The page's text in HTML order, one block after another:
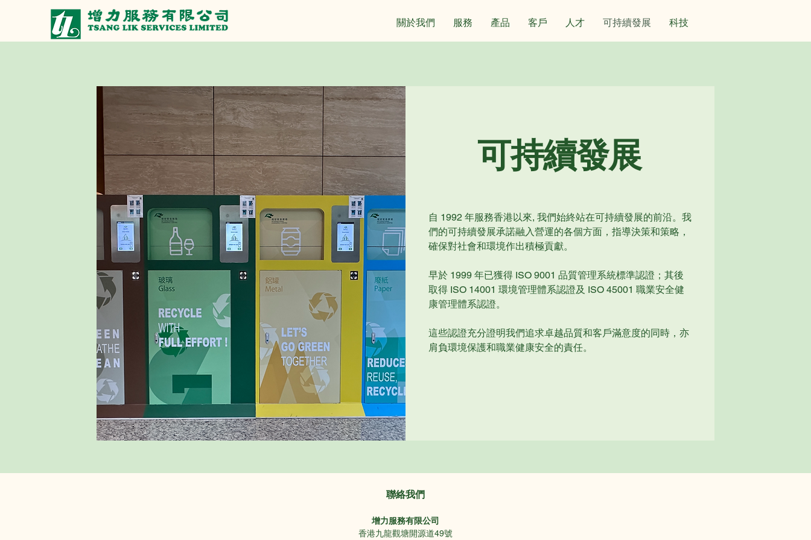
關於我們 服務 產品 客戶 人才 可持續發展 科技
可持續發展
自 1992 年服務香港以來, 我們始終站在可持續發展的前沿。我
們的可持續發展承諾融入營運的各個方面，指導決策和策略，
確保對社會和環境作出積極貢獻。
早於 1999 年已獲得 ISO 9001 品質管理系統標準認證；其後
取得 ISO 14001 環境管理體系認證及 ISO 45001 職業安全健
康管理體系認證。
這些認證充分證明我們追求卓越品質和客戶滿意度的同時，亦
肩負環境保護和職業健康安全的責任。
聯絡我們
增力服務有限公司
香港九龍觀塘開源道49號